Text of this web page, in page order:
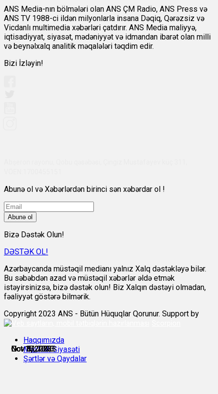
Oct 15, 2023
Oct 17, 2023
Nov 6, 2023
Nov 6, 2023
Nov 8, 2023
Nov 11, 2023
ANS Media-nın bölmələri olan ANS ÇM Radio, ANS Press və
ANS TV 1988-ci ildən milyonlarla insana Dəqiq, Qərəzsiz və
Vicdanlı multimedia xəbərləri çatdırır. ANS Media maliyyə,
iqtisadiyyat, siyasət, mədəniyyət və idmandan ibarət olan milli
və beynəlxalq analitik məqalələri təqdim edir.
Bizi İzləyin!
Abunə ol və Xəbərlərdən birinci sən xəbərdar ol !
Abunə ol
Bizə Dəstək Olun!
DƏSTƏK OL!
Azərbaycanda müstəqil medianı yalnız Xalq dəstəkləyə bilər.
Bu səbəbdən azad və müstəqil xəbərlər əldə etmək
istəyirsinizsə, bizə dəstək olun! Biz Xalqın dəstəyi olmadan,
fəaliyyət göstərə bilmərik.
Copyright 2023 ANS - Bütün Hüquqlar Qorunur. Support by
Haqqımızda
Məxfilik Siyasəti
Şərtlər və Qaydalar